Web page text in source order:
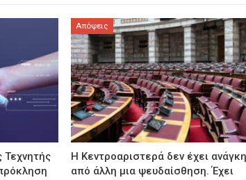
Τεχνητής
Απόψεις
Η Κεντροαριστερά δεν έχει ανάγκη
από άλλη μια ψευδαίσθηση. Έχει